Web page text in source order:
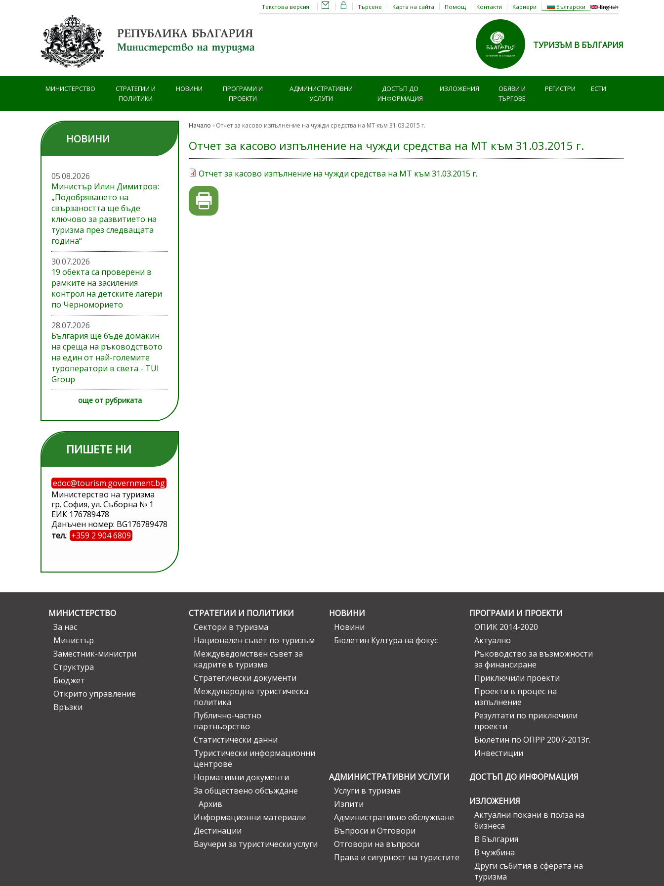
Български English
Търсене Карта на сайта Помощ Контакти Кариери
Текстова версия
ТУРИЗЪМ В БЪЛГАРИЯ
МИНИСТЕРСТВО
СТРАТЕГИИ И
ПОЛИТИКИ
НОВИНИ
ПРОГРАМИ И
ПРОЕКТИ
АДМИНИСТРАТИВНИ
УСЛУГИ
ДОСТЪП ДО
ИНФОРМАЦИЯ
ИЗЛОЖЕНИЯ
ОБЯВИ И
ТЪРГОВЕ
РЕГИСТРИ ЕСТИ
НОВИНИ
05.08.2026
Министър Илин Димитров:
„Подобряването на
свързаността ще бъде
ключово за развитието на
туризма през следващата
година“
30.07.2026
19 обекта са проверени в
рамките на засиления
контрол на детските лагери
по Черноморието
28.07.2026
България ще бъде домакин
на среща на ръководството
на един от най-големите
туроператори в света - TUI
Group
още от рубриката
ПИШЕТЕ НИ
edoc@tourism.government.bg
Министерство на туризма
гр. София, ул. Съборна № 1
ЕИК 176789478
Данъчен номер: BG176789478
тел.: +359 2 904 6809
Начало Отчет за касово изпълнение на чужди средства на МТ към 31.03.2015 г.
Отчет за касово изпълнение на чужди средства на МТ към 31.03.2015 г.
Отчет за касово изпълнение на чужди средства на МТ към 31.03.2015 г.
МИНИСТЕРСТВО
За нас
Министър
Заместник-министри
Структура
Бюджет
Открито управление
Връзки
СТРАТЕГИИ И ПОЛИТИКИ
Сектори в туризма
Национален съвет по туризъм
Междуведомствен съвет за
кадрите в туризма
Стратегически документи
Международна туристическа
политика
Публично-частно
партньорство
Статистически данни
Туристически информационни
центрове
Нормативни документи
За обществено обсъждане
Архив
Информационни материали
Дестинации
Ваучери за туристически услуги
НОВИНИ
Новини
Бюлетин Култура на фокус
ПРОГРАМИ И ПРОЕКТИ
ОПИК 2014-2020
Актуално
Ръководство за възможности
за финансиране
Приключили проекти
Проекти в процес на
изпълнение
Резултати по приключили
проекти
Бюлетин по ОПРР 2007-2013г.
Инвестиции
АДМИНИСТРАТИВНИ УСЛУГИ
Услуги в туризма
Изпити
Административно обслужване
Въпроси и Отговори
Отговори на въпроси
Права и сигурност на туристите
ДОСТЪП ДО ИНФОРМАЦИЯ
ИЗЛОЖЕНИЯ
Актуални покани в полза на
бизнеса
В България
В чужбина
Други събития в сферата на
туризма